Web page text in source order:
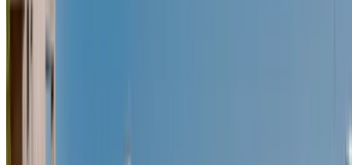
باستخدام هذا الموقع، فإنك توافق على الشروط والأحكام وسياسة
الخصوصية الخاصة بنا وتُخلي مسؤولية OneClickDrive.com عن